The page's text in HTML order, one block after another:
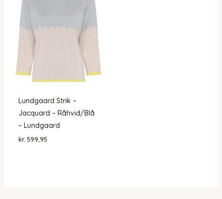
Lundgaard Strik –
Jacquard – Råhvid/Blå
– Lundgaard
kr. 599,95